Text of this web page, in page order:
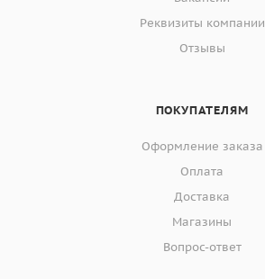
Реквизиты компании
Отзывы
ПОКУПАТЕЛЯМ
Оформление заказа
Оплата
Доставка
Магазины
Вопрос-ответ